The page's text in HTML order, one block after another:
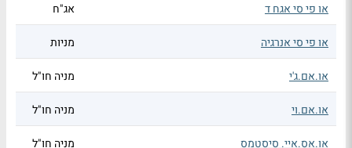
או פי סי אגח ד אג"ח
או פי סי אנרגיה מניות
או.אם.ג'י מניה חו"ל
או.אם.וי מניה חו"ל
או.אס.איי. סיסטמס מניה חו"ל